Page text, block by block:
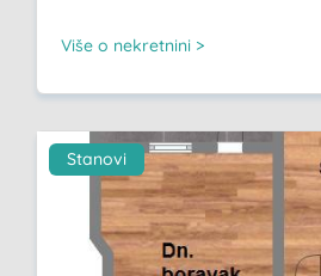
Više o nekretnini >
Stanovi